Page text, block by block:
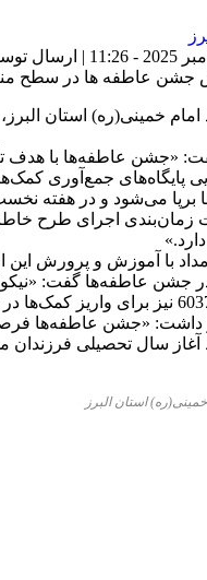
جشن عاطفه ها در سطح
امام خمینی(ره) استان
«جشن عاطفه‌ها با
پایگاه‌های جمع‌آوری
برپا می‌شود و در هفته
زمان‌بندی اجرای
با آموزش و پرورش
داشت: «جشن عاطفه‌ها
سال تحصیلی فرزندان
استان البرز